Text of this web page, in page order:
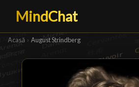
MindChat
Acasă › August Strindberg